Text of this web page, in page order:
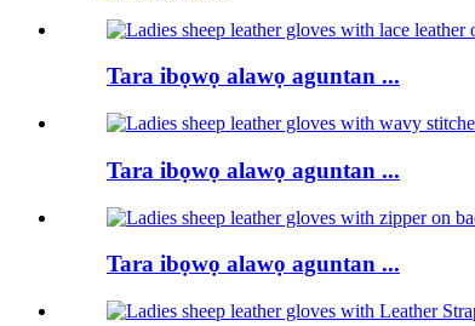
Tara ibọwọ alawọ aguntan ...
Tara ibọwọ alawọ aguntan ...
Tara ibọwọ alawọ aguntan ...